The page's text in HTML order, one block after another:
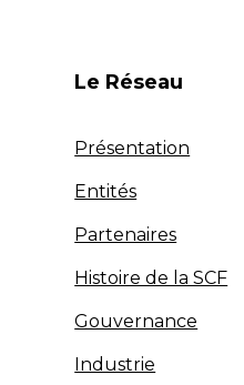
Le Réseau
Présentation
Entités
Partenaires
Histoire de la SCF
Gouvernance
Industrie